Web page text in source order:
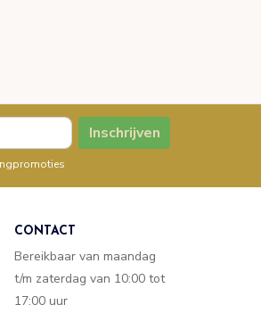
Inschrijven
CONTACT
Bereikbaar van maandag
t/m zaterdag van 10:00 tot
17:00 uur